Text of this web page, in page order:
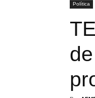
Política